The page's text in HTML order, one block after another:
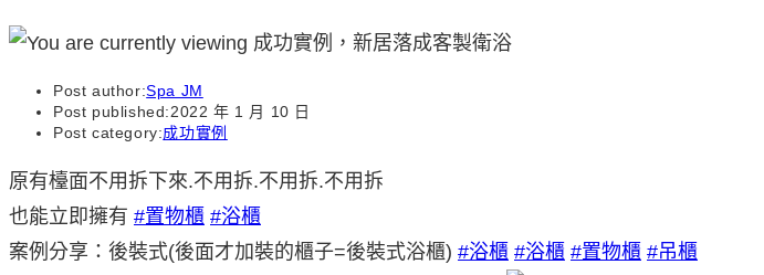
Post author:Spa JM
Post published:2022 年 1 月 10 日
Post category:成功實例
原有檯面不用拆下來.不用拆.不用拆.不用拆
也能立即擁有 #置物櫃 #浴櫃
案例分享：後裝式(後面才加裝的櫃子=後裝式浴櫃) #浴櫃 #浴櫃 #置物櫃 #吊櫃